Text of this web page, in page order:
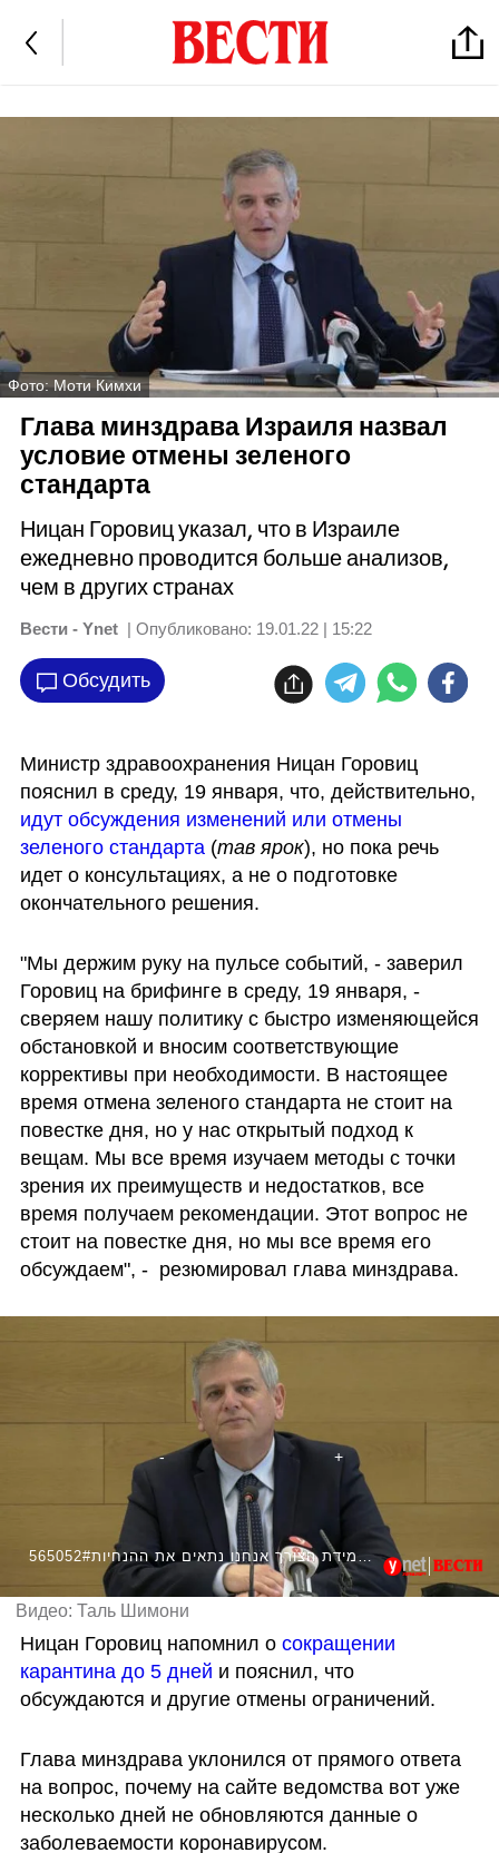
Фото: Моти Кимхи
Глава минздрава Израиля назвал
условие отмены зеленого
стандарта
Ницан Горовиц указал, что в Израиле
ежедневно проводится больше анализов,
чем в других странах
Вести - Ynet | Опубликовано: 19.01.22 | 15:22
Обсудить
Министр здравоохранения Ницан Горовиц
идут обсуждения изменений или отмены
зеленого стандарта (тав ярок), но пока речь
идет о консультациях, а не о подготовке
окончательного решения.
"Мы держим руку на пульсе событий, - заверил
Горовиц на брифинге в среду, 19 января, -
сверяем нашу политику с быстро изменяющейся
обстановкой и вносим соответствующие
коррективы при необходимости. В настоящее
время отмена зеленого стандарта не стоит на
повестке дня, но у нас открытый подход к
вещам. Мы все время изучаем методы с точки
зрения их преимуществ и недостатков, все
время получаем рекомендации. Этот вопрос не
стоит на повестке дня, но мы все время его
обсуждаем", -  резюмировал глава минздрава.
565052#הורוביץ:בוחנים את המדיניות שלנו ובמידת הצורך אנחנו נתאים את ההנחיות
Видео: Таль Шимони
Ницан Горовиц напомнил о сокращении
карантина до 5 дней и пояснил, что
обсуждаются и другие отмены ограничений.
Глава минздрава уклонился от прямого ответа
на вопрос, почему на сайте ведомства вот уже
несколько дней не обновляются данные о
заболеваемости коронавирусом.